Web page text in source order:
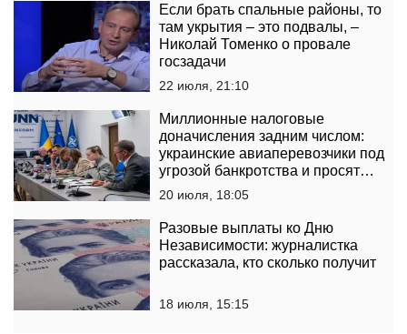
Если брать спальные районы, то
там укрытия – это подвалы, –
Николай Томенко о провале
госзадачи
22 июля, 21:10
Миллионные налоговые
доначисления задним числом:
украинские авиаперевозчики под
угрозой банкротства и просят
государство вмешаться
20 июля, 18:05
Разовые выплаты ко Дню
Независимости: журналистка
рассказала, кто сколько получит
18 июля, 15:15